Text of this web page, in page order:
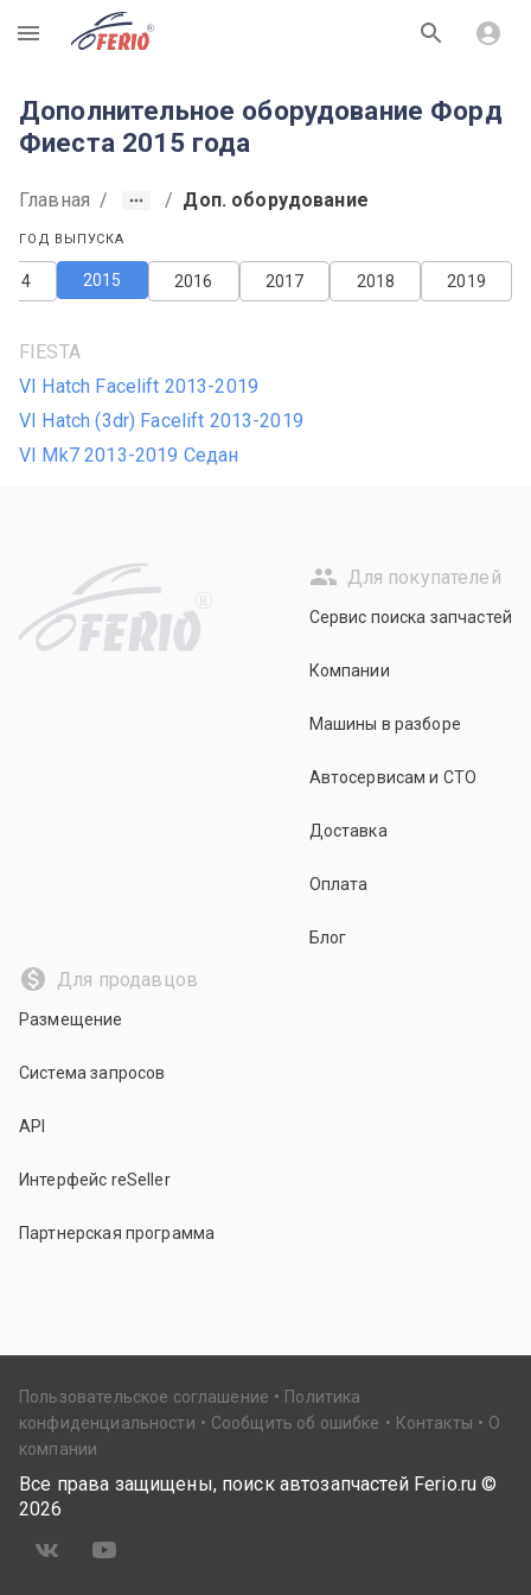
R
Дополнительное оборудование Форд
Фиеста 2015 года
Главная / / Доп. оборудование
ГОД ВЫПУСКА
2019
2018
2017
2016
2015
FIESTA
VI Hatch Facelift 2013-2019
VI Hatch (3dr) Facelift 2013-2019
VI Mk7 2013-2019 Седан
R
Для покупателей
Сервис поиска запчастей
Компании
Машины в разборе
Автосервисам и СТО
Доставка
Оплата
Блог
Для продавцов
Размещение
Система запросов
API
Интерфейс reSeller
Партнерская программа
Пользовательское соглашение
Политика
конфиденциальности
Сообщить об ошибке Контакты
О
компании
Все права защищены, поиск автозапчастей Ferio.ru ©
2026